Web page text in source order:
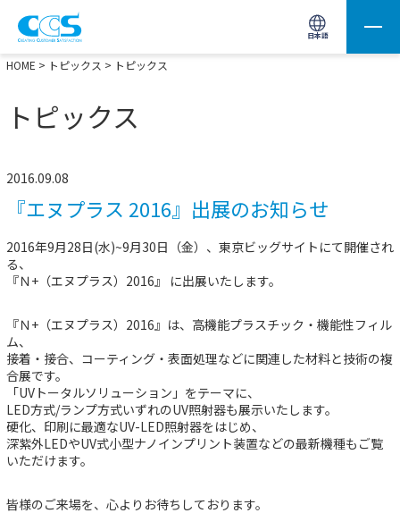
日本語
画像処理用の製品検索 サイト内検索(Enterで実行)
HOME > トピックス > トピックス
トピックス
2016.09.08
『エヌプラス 2016』出展のお知らせ
2016年9月28日(水)~9月30日（金）、東京ビッグサイトにて開催され
る、
『Ｎ+（エヌプラス）2016』 に出展いたします。
『Ｎ+（エヌプラス）2016』は、高機能プラスチック・機能性フィル
ム、
接着・接合、コーティング・表面処理などに関連した材料と技術の複
合展です。
「UVトータルソリューション」をテーマに、
LED方式/ランプ方式いずれのUV照射器も展示いたします。
硬化、印刷に最適なUV-LED照射器をはじめ、
深紫外LEDやUV式小型ナノインプリント装置などの最新機種もご覧
いただけます。
皆様のご来場を、心よりお待ちしております。